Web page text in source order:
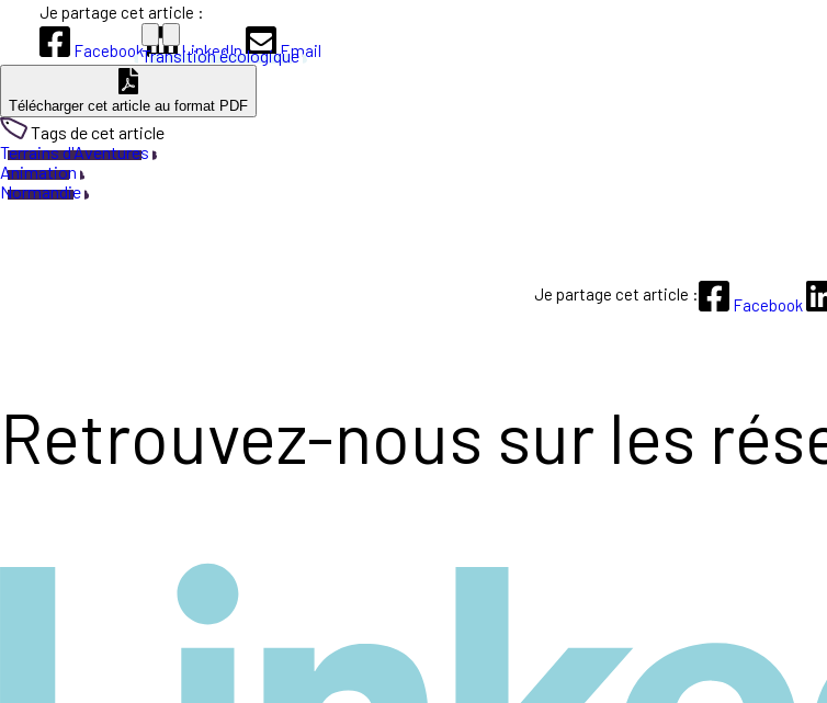
Transition écologique
Je partage cet article :
Facebook
LinkedIn Email
Télécharger cet article au format PDF
Tags de cet article
Terrains d'Aventures
Animation
Normandie
Je partage cet article :
Facebook
Retrouvez-nous sur les